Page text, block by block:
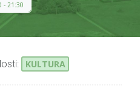
21:30
KULTURA